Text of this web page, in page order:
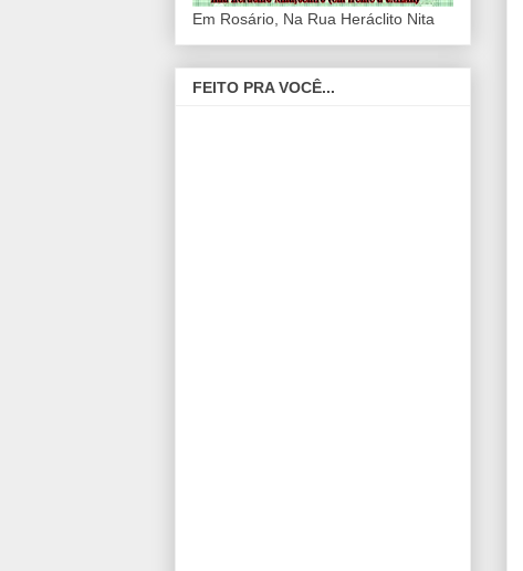
Em Rosário, Na Rua Heráclito Nita
FEITO PRA VOCÊ...